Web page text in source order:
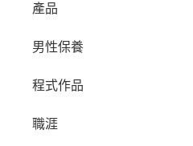
產品
男性保養
程式作品
職涯